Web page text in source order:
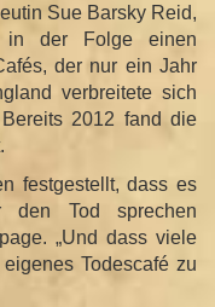
Sue Barsky Reid,
in der Folge einen
der nur ein Jahr
verbreitete sich
2012 fand die
festgestellt, dass es
den Tod sprechen
„Und dass viele
Todescafé zu